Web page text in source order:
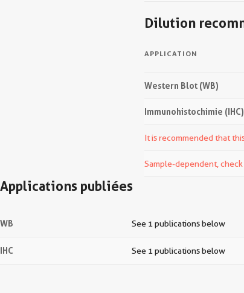
Dilution
APPLICATION
Western Blot (WB)
Immunohistochimie (IHC)
It is recommended that
Sample-dependent,
Applications publiées
WB See 1 publications below
IHC See 1 publications below